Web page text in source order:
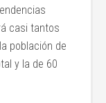
casi tantos
población de
y la de 60